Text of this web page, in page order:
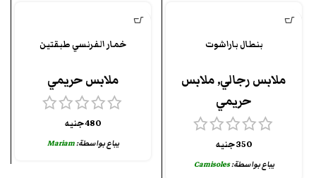
بنطال باراشوت
ملابس رجالي,ملابس
حريمي
350جنيه
يباع بواسطة:Camisoles
خمار الفرنسي طبقتين
ملابس حريمي
480جنيه
يباع بواسطة:Mariam